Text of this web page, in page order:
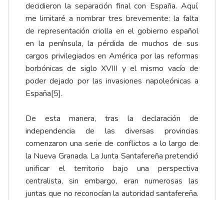
decidieron la separación final con España. Aquí,
me limitaré a nombrar tres brevemente: la falta
de representación criolla en el gobierno español
en la península, la pérdida de muchos de sus
cargos privilegiados en América por las reformas
borbónicas de siglo XVIII y el mismo vacío de
poder dejado por las invasiones napoleónicas a
España[5].
De esta manera, tras la declaración de
independencia de las diversas provincias
comenzaron una serie de conflictos a lo largo de
la Nueva Granada. La Junta Santafereña pretendió
unificar el territorio bajo una perspectiva
centralista, sin embargo, eran numerosas las
juntas que no reconocían la autoridad santafereña.